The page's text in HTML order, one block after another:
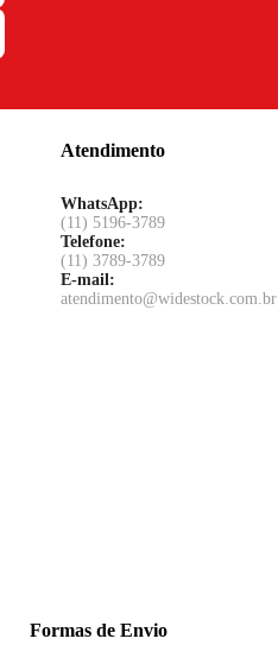
Atendimento
WhatsApp:
(11) 5196-3789
Telefone:
(11) 3789-3789
E-mail:
atendimento@widestock.com.br
Formas de Envio